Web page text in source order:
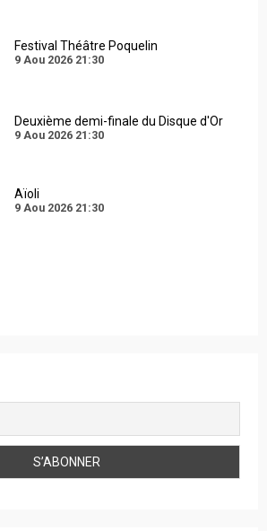
Festival Théâtre Poquelin
9 Aou 2026 21:30
Deuxième demi-finale du Disque d'Or
9 Aou 2026 21:30
Aïoli
9 Aou 2026 21:30